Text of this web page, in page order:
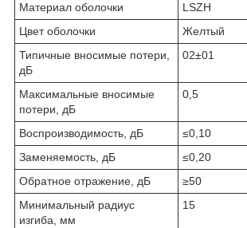
Материал оболочки
LSZH
Цвет оболочки
Желтый
Типичные вносимые потери,
дБ
02±01
Максимальные вносимые
потери, дБ
0,5
Воспроизводимость, дБ
≤0,10
Заменяемость, дБ
≤0,20
Обратное отражение, дБ
≥50
Минимальный радиус
изгиба, мм
15